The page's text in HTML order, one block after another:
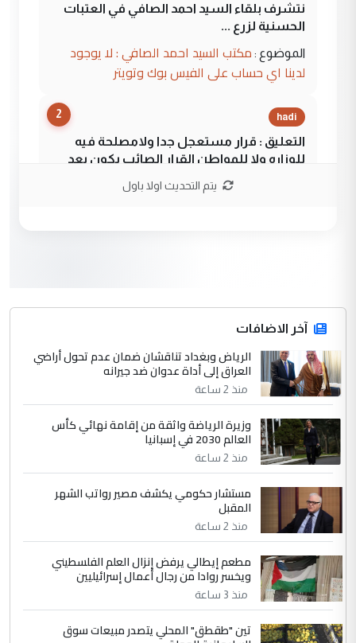
نتشرف بلقاء السيد احمد الصافي في العتبات
الحسنية لزرع ...
الموضوع : مكتب السيد احمد الصافي : لا يوجود
لدينا اي حساب على الفيس بوك وتويتر
2 hadi
التعليق : قرار مستعجل جدا ولامصلحة فيه
للوزاره ولا للمواطن القرار الصائب يكون بعد
جنسية الرافد الثالث للعراق ومن اصول عريقة
ابا فرات ...
الموضوع :
الجواهري يرد على صدام حسين سل
مضجعيك يابن الزنا (نص كامل)
سردار
التعليق : واحد من عصابة علي ماما يسقط
جنسية الرافد الثالث للعراق ومن اصول عريقة
ابا فرات ...
الموضوع :
الجواهري يرد على صدام حسين سل
مضجعيك يابن الزنا (نص كامل)
5 حيدر عاشور
التعليق : تحياتي لك استاذ حامدتركان. كلام
دقيق ومسؤول؛ فالاستثمار الحقيقي للإنسان
وثروات البلد يعتمد على الكفاءة ...
يتم التحديث اولا باول
آخر الاضافات
الرياض وبغداد تناقشان ضمان عدم تحول أراضي
العراق إلى أداة عدوان ضد جيرانه
منذ 2 ساعة
وزيرة الرياضة واثقة من إقامة نهائي كأس
العالم 2030 في إسبانيا
منذ 2 ساعة
مستشار حكومي يكشف مصير رواتب الشهر
المقبل
منذ 2 ساعة
مطعم إيطالي يرفض إنزال العلم الفلسطيني
ويخسر روادا من رجال أعمال إسرائيليين
منذ 3 ساعة
تين "طقطق" المحلي يتصدر مبيعات سوق